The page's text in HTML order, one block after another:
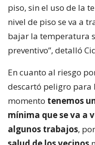
piso, sin el uso de la
nivel de piso se va a
bajar la temperatura
preventivo”, detalló
En cuanto al riesgo
descartó peligro para
momento tenemos
mínima que se va a
algunos trabajos,